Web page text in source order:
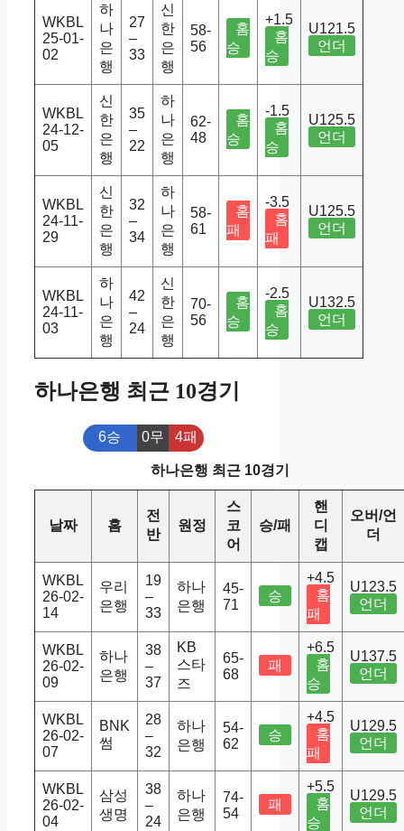
WKBL
25-01-
02
하
나
은
행
27
–
33
신
한
은
행
58-
56
홈
승
+1.5
홈
승
U121.5
언더
WKBL
24-12-
05
신
한
은
행
35
–
22
하
나
은
행
62-
48
홈
승
-1.5
홈
승
U125.5
언더
WKBL
24-11-
29
신
한
은
행
32
–
34
하
나
은
행
58-
61
홈
패
-3.5
홈
패
U125.5
언더
WKBL
24-11-
03
하
나
은
행
42
–
24
신
한
은
행
70-
56
홈
승
-2.5
홈
승
U132.5
언더
하나은행 최근 10경기
6승 0무 4패
하나은행 최근 10경기
날짜 홈
전
반
원정
스
코
어
승/패
핸
디
캡
오버/언
더
WKBL
26-02-
14
우리
은행
19
–
33
하나
은행
45-
71
승
+4.5
홈
패
U123.5
언더
WKBL
26-02-
09
하나
은행
38
–
37
KB
스타
즈
65-
68
패
+6.5
홈
승
U137.5
언더
WKBL
26-02-
07
BNK
썸
28
–
32
하나
은행
54-
62
승
+4.5
홈
패
U129.5
언더
WKBL
26-02-
04
삼성
생명
38
–
24
하나
은행
74-
54
패
+5.5
홈
승
U129.5
언더